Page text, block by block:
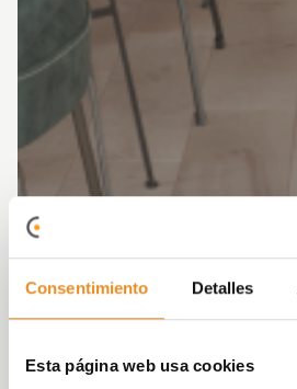
Consentimiento Detalles
Esta página web usa cookies